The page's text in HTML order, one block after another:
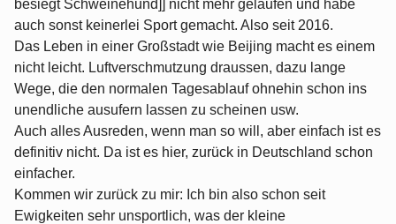
besiegt Schweinehund]] nicht mehr gelaufen und habe
auch sonst keinerlei Sport gemacht. Also seit 2016.
Das Leben in einer Großstadt wie Beijing macht es einem
nicht leicht. Luftverschmutzung draussen, dazu lange
Wege, die den normalen Tagesablauf ohnehin schon ins
unendliche ausufern lassen zu scheinen usw.
Auch alles Ausreden, wenn man so will, aber einfach ist es
definitiv nicht. Da ist es hier, zurück in Deutschland schon
einfacher.
Kommen wir zurück zu mir: Ich bin also schon seit
Ewigkeiten sehr unsportlich, was der kleine